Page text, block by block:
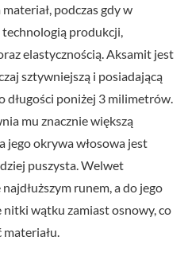
podczas gdy w
technologią produkcji,
elastycznością. Aksamit jest
sztywniejszą i posiadającą
długości poniżej 3 milimetrów.
mu znacznie większą
jego okrywa włosowa jest
puszysta. Welwet
runem, a do jego
wątku zamiast osnowy, co